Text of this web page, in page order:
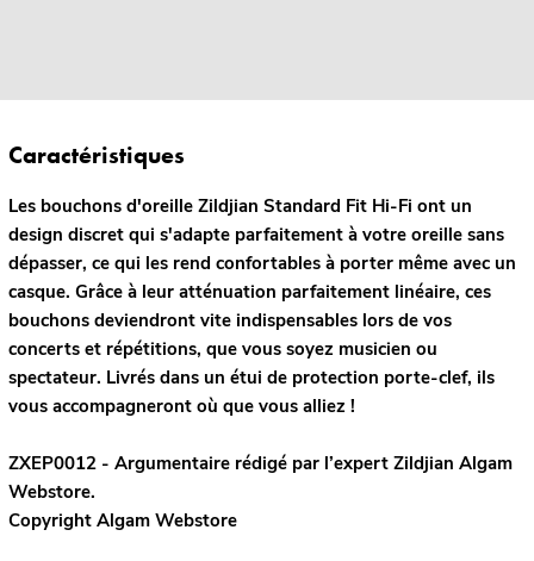
Caractéristiques
Les bouchons d'oreille Zildjian Standard Fit Hi-Fi ont un
design discret qui s'adapte parfaitement à votre oreille sans
dépasser, ce qui les rend confortables à porter même avec un
casque. Grâce à leur atténuation parfaitement linéaire, ces
bouchons deviendront vite indispensables lors de vos
concerts et répétitions, que vous soyez musicien ou
spectateur. Livrés dans un étui de protection porte-clef, ils
vous accompagneront où que vous alliez !
ZXEP0012 - Argumentaire rédigé par l’expert Zildjian Algam
Webstore.
Copyright Algam Webstore